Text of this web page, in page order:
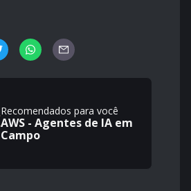
Recomendados para você
AWS - Agentes de IA em
Campo